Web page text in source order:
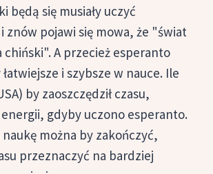
będą się musiały uczyć
znów pojawi się mowa, że "świat
chiński". A przecież esperanto
i szybsze w nauce. Ile
by zaoszczędził czasu,
gdyby uczono esperanto.
naukę można by zakończyć,
przeznaczyć na bardziej